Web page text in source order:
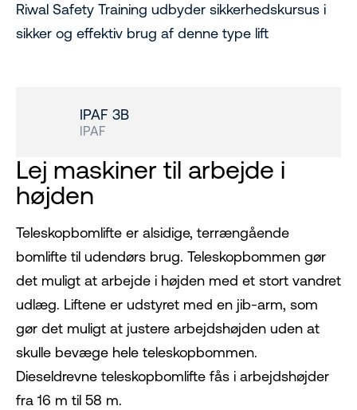
Riwal Safety Training udbyder sikkerhedskursus i
sikker og effektiv brug af denne type lift
IPAF 3B
IPAF
Lej maskiner til arbejde i
højden
Teleskopbomlifte er alsidige, terrængående
bomlifte til udendørs brug. Teleskopbommen gør
det muligt at arbejde i højden med et stort vandret
udlæg. Liftene er udstyret med en jib-arm, som
gør det muligt at justere arbejdshøjden uden at
skulle bevæge hele teleskopbommen.
Dieseldrevne teleskopbomlifte fås i arbejdshøjder
fra 16 m til 58 m.